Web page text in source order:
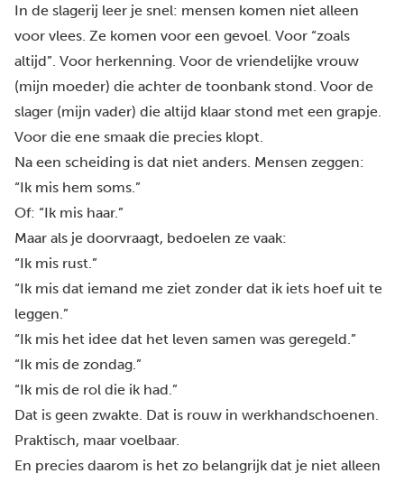
In de slagerij leer je snel: mensen komen niet alleen
voor vlees. Ze komen voor een gevoel. Voor “zoals
altijd”. Voor herkenning. Voor de vriendelijke vrouw
(mijn moeder) die achter de toonbank stond. Voor de
slager (mijn vader) die altijd klaar stond met een grapje.
Voor die ene smaak die precies klopt.
Na een scheiding is dat niet anders. Mensen zeggen:
“Ik mis hem soms.”
Of: “Ik mis haar.”
Maar als je doorvraagt, bedoelen ze vaak:
“Ik mis rust.”
“Ik mis dat iemand me ziet zonder dat ik iets hoef uit te
leggen.”
“Ik mis het idee dat het leven samen was geregeld.”
“Ik mis de zondag.”
“Ik mis de rol die ik had.”
Dat is geen zwakte. Dat is rouw in werkhandschoenen.
Praktisch, maar voelbaar.
En precies daarom is het zo belangrijk dat je niet alleen